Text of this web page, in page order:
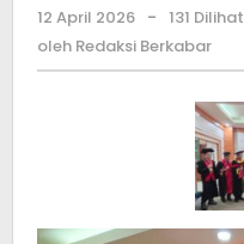
12 April 2026 oleh
Redaksi
-
131 Dilihat
oleh Redaksi Berkabar